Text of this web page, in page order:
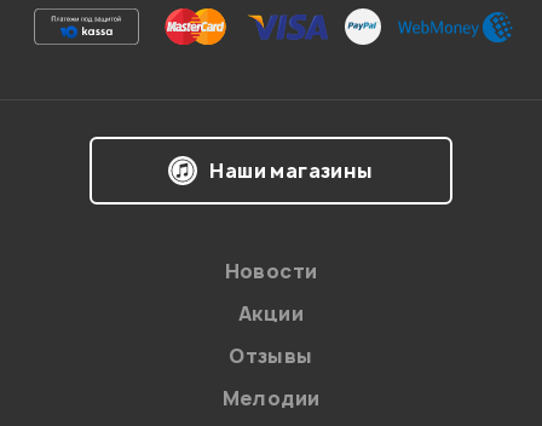
Ваша оценка:
Наши магазины
Новости
Акции
Отзывы
Мелодии